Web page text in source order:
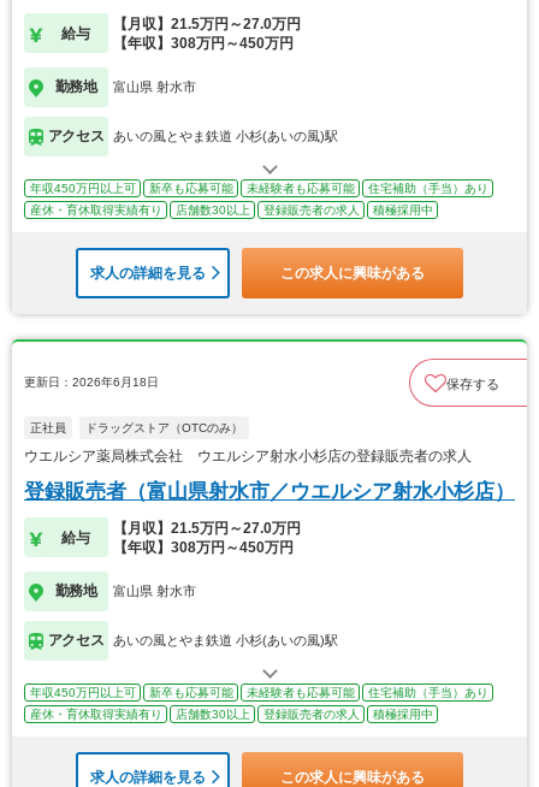
給与
【月収】21.5万円～27.0万円
【年収】308万円～450万円
勤務地 富山県 射水市
アクセス あいの風とやま鉄道 小杉(あいの風)駅
年収450万円以上可 新卒も応募可能 未経験者も応募可能
住宅補助（手当）あり
産休・育休取得実績有り
店舗数30以上 登録販売者の求人 積極採用中
求人の詳細を見る この求人に興味がある
更新日：2026年6月18日 保存する
正社員 ドラッグストア（OTCのみ）
ウエルシア薬局株式会社 ウエルシア射水小杉店の登録販売者の求人
登録販売者（富山県射水市／ウエルシア射水小杉店）
給与
【月収】21.5万円～27.0万円
【年収】308万円～450万円
勤務地 富山県 射水市
アクセス あいの風とやま鉄道 小杉(あいの風)駅
年収450万円以上可 新卒も応募可能 未経験者も応募可能
住宅補助（手当）あり
産休・育休取得実績有り
店舗数30以上 登録販売者の求人 積極採用中
求人の詳細を見る この求人に興味がある